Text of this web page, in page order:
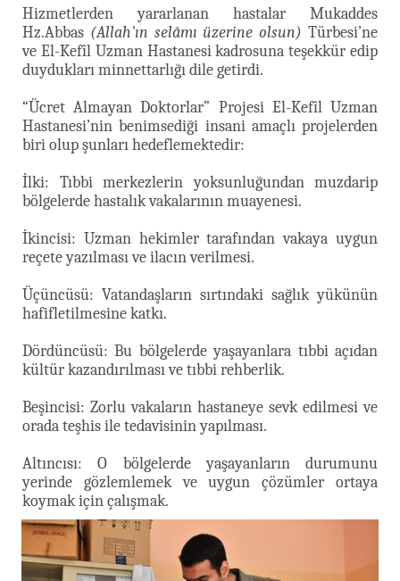
Hizmetlerden yararlanan hastalar Mukaddes
Hz.Abbas (Allah'ın selâmı üzerine olsun) Türbesi’ne
ve El-Kefîl Uzman Hastanesi kadrosuna teşekkür edip
duydukları minnettarlığı dile getirdi.
“Ücret Almayan Doktorlar” Projesi El-Kefîl Uzman
Hastanesi’nin benimsediği insani amaçlı projelerden
biri olup şunları hedeflemektedir:
İlki: Tıbbi merkezlerin yoksunluğundan muzdarip
bölgelerde hastalık vakalarının muayenesi.
İkincisi: Uzman hekimler tarafından vakaya uygun
reçete yazılması ve ilacın verilmesi.
Üçüncüsü: Vatandaşların sırtındaki sağlık yükünün
hafifletilmesine katkı.
Dördüncüsü: Bu bölgelerde yaşayanlara tıbbi açıdan
kültür kazandırılması ve tıbbi rehberlik.
Beşincisi: Zorlu vakaların hastaneye sevk edilmesi ve
orada teşhis ile tedavisinin yapılması.
Altıncısı: O bölgelerde yaşayanların durumunu
yerinde gözlemlemek ve uygun çözümler ortaya
koymak için çalışmak.